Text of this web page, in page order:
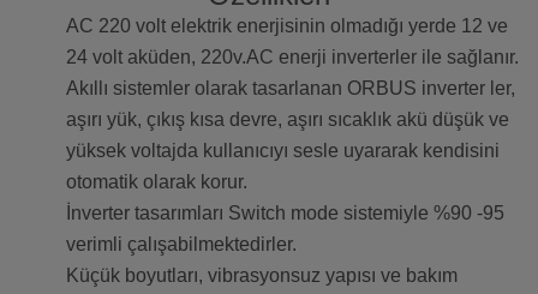
AC 220 volt elektrik enerjisinin olmadığı yerde 12 ve
24 volt aküden, 220v.AC enerji inverterler ile sağlanır.
Akıllı sistemler olarak tasarlanan ORBUS inverter ler,
aşırı yük, çıkış kısa devre, aşırı sıcaklık akü düşük ve
yüksek voltajda kullanıcıyı sesle uyararak kendisini
otomatik olarak korur.
İnverter tasarımları Switch mode sistemiyle %90 -95
verimli çalışabilmektedirler.
Küçük boyutları, vibrasyonsuz yapısı ve bakım